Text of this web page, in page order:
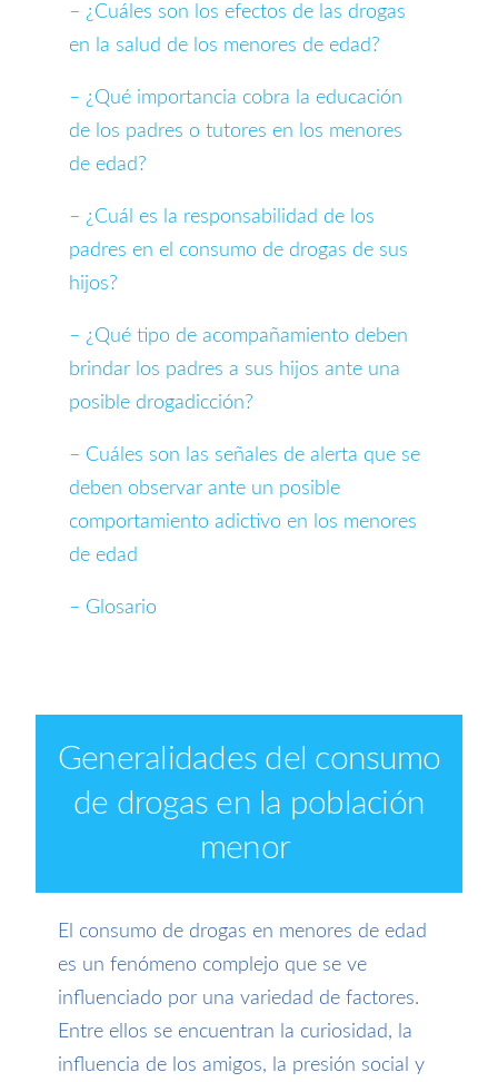
– ¿Cuáles son los efectos de las drogas
en la salud de los menores de edad?
– ¿Qué importancia cobra la educación
de los padres o tutores en los menores
de edad?
– ¿Cuál es la responsabilidad de los
padres en el consumo de drogas de sus
hijos?
– ¿Qué tipo de acompañamiento deben
brindar los padres a sus hijos ante una
posible drogadicción?
– Cuáles son las señales de alerta que se
deben observar ante un posible
comportamiento adictivo en los menores
de edad
– Glosario
Generalidades del consumo
de drogas en la población
menor
El consumo de drogas en menores de edad
es un fenómeno complejo que se ve
influenciado por una variedad de factores.
Entre ellos se encuentran la curiosidad, la
influencia de los amigos, la presión social y